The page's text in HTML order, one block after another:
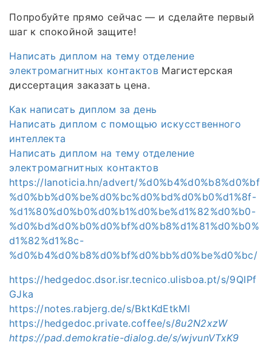
Попробуйте прямо сейчас — и сделайте первый
шаг к спокойной защите!
Написать диплом на тему отделение
электромагнитных контактов Магистерская
диссертация заказать цена.
Как написать диплом за день
Написать диплом с помощью искусственного
интеллекта
Написать диплом на тему отделение
электромагнитных контактов
https://lanoticia.hn/advert/%d0%b4%d0%b8%d0%bf
%d0%bb%d0%be%d0%bc%d0%bd%d0%b0%d1%8f-
%d1%80%d0%b0%d0%b1%d0%be%d1%82%d0%b0-
%d0%bd%d0%b0%d0%bf%d0%b8%d1%81%d0%b0%
d1%82%d1%8c-
%d0%b4%d0%b8%d0%bf%d0%bb%d0%be%d0%bc/
https://hedgedoc.dsor.isr.tecnico.ulisboa.pt/s/9QIPf
GJka
https://notes.rabjerg.de/s/BktKdEtkMl
https://hedgedoc.private.coffee/s/8u2N2xzW
https://pad.demokratie-dialog.de/s/wjvunVTxK9